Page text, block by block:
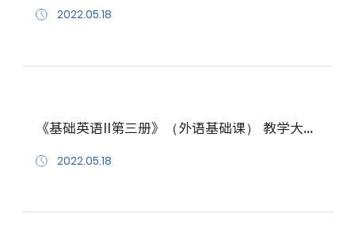
2022.05.18
《基础英语II第三册》（外语基础课） 教学大纲 （更新至202112）
2022.05.18